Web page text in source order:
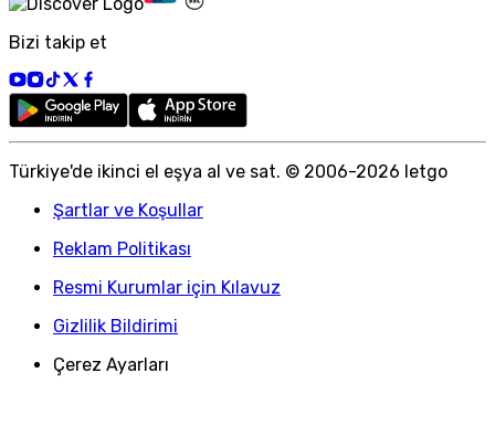
Bizi takip et
Türkiye'de ikinci el eşya al ve sat. © 2006-2026 letgo
Şartlar ve Koşullar
Reklam Politikası
Resmi Kurumlar için Kılavuz
Gizlilik Bildirimi
Çerez Ayarları